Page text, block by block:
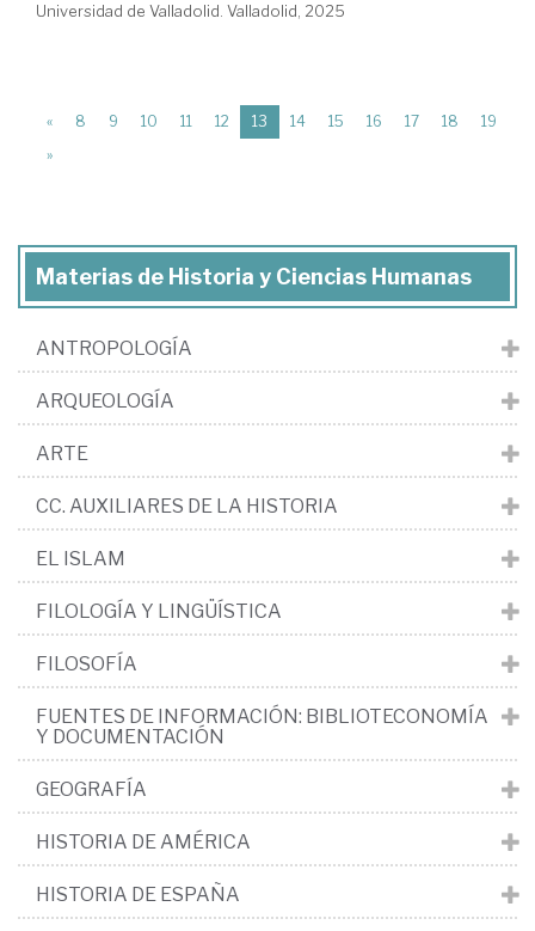
Universidad de Valladolid. Valladolid, 2025
« 8 9 10 11 12 13 (current)
14 15 16 17 18
19
»
Materias de Historia y Ciencias Humanas
ANTROPOLOGÍA
ARQUEOLOGÍA
ARTE
CC. AUXILIARES DE LA HISTORIA
EL ISLAM
FILOLOGÍA Y LINGÜÍSTICA
FILOSOFÍA
FUENTES DE INFORMACIÓN: BIBLIOTECONOMÍA
Y DOCUMENTACIÓN
GEOGRAFÍA
HISTORIA DE AMÉRICA
HISTORIA DE ESPAÑA